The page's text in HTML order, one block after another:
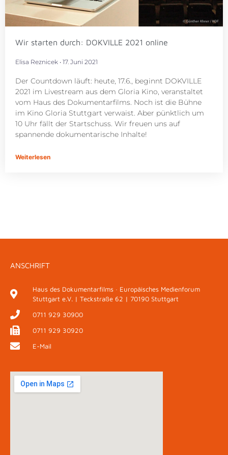
Wir starten durch: DOKVILLE 2021 online
Elisa Reznicek 17. Juni 2021
Der Countdown läuft: heute, 17.6., beginnt DOKVILLE
2021 im Livestream aus dem Gloria Kino, veranstaltet
vom Haus des Dokumentarfilms. Noch ist die Bühne
im Kino Gloria Stuttgart verwaist. Aber pünktlich um
10 Uhr fällt der Startschuss. Wir freuen uns auf
spannende dokumentarische Inhalte!
Weiterlesen
ANSCHRIFT
Haus des Dokumentarfilms · Europäisches Medienforum
Stuttgart e.V. | Teckstraße 62 | 70190 Stuttgart
0711 929 30900
0711 929 30920
E-Mail